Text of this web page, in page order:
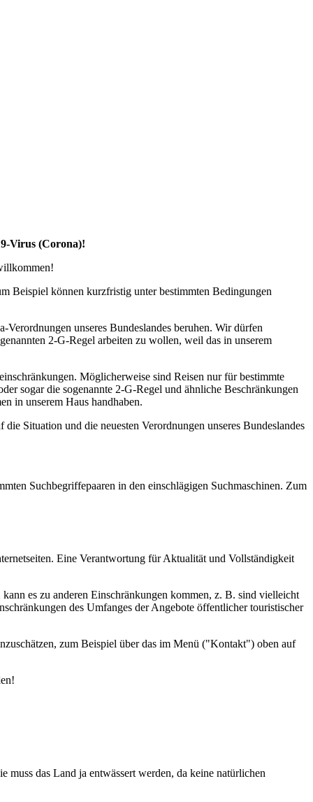
Virus (Corona)!
Beispiel können kurzfristig unter bestimmten Bedingungen
unseres Bundeslandes beruhen. Wir dürfen
2-G-Regel arbeiten zu wollen, weil das in unserem
Möglicherweise sind Reisen nur für bestimmte
sogar die sogenannte 2-G-Regel und ähnliche Beschränkungen
in unserem Haus handhaben.
Situation und die neuesten Verordnungen unseres Bundeslandes
Suchbegriffepaaren in den einschlägigen Suchmaschinen. Zum
Eine Verantwortung für Aktualität und Vollständigkeit
es zu anderen Einschränkungen kommen, z. B. sind vielleicht
des Umfanges der Angebote öffentlicher touristischer
zum Beispiel über das im Menü ("Kontakt") oben auf
das Land ja entwässert werden, da keine natürlichen